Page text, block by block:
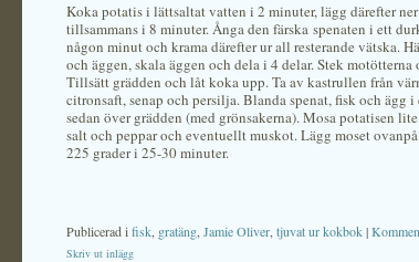
Koka potatis i lättsaltat vatten i 2 minuter, lägg därefter
tillsammans i 8 minuter. Ånga den färska spenaten i ett
någon minut och krama därefter ur all resterande vätska.
och äggen, skala äggen och dela i 4 delar. Stek
Tillsätt grädden och låt koka upp. Ta av kastrullen från
citronsaft, senap och persilja. Blanda spenat, fisk och ägg
sedan över grädden (med grönsakerna). Mosa potatisen
salt och peppar och eventuellt muskot. Lägg moset
225 grader i 25-30 minuter.
Publicerad ifisk gratäng Jamie Oliver tjuvat ur kokbok|
Skriv ut inlägg